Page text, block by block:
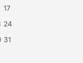
17
24
31